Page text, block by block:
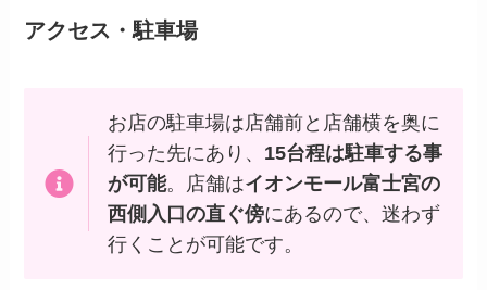
アクセス ・駐車場
お店の駐車場は店舗前と店舗横を奥に
行った先にあり、 15台程は駐車する事
が可能。店舗はイオンモール富士宮の
西側入口の直ぐ傍にあるので、迷わず
行くことが可能です。